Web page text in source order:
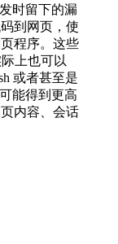
时留下的漏
到网页，使
程序。这些
上也可以
或者甚至是
能得到更高
内容、会话